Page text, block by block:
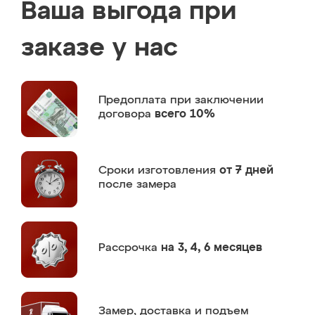
Ваша выгода при
заказе у нас
Предоплата при заключении
договора всего 10%
Сроки изготовления от 7 дней
после замера
Рассрочка на 3, 4, 6 месяцев
Замер, доставка и подъем